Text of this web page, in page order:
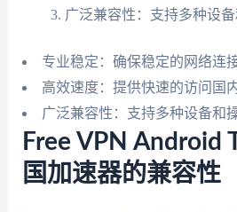
广泛兼容性：支持多种设备
专业稳定：确保稳定的网络连
高效速度：提供快速的访问国
广泛兼容性：支持多种设备和
Free VPN Android
国加速器的兼容性